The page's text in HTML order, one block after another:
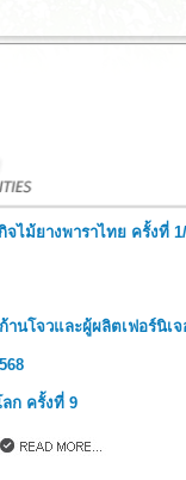
ไม้ยางพาราไทย ครั้งที่
นโจวและผู้ผลิตเฟอร์นิเ
ลก ครั้งที่ 9